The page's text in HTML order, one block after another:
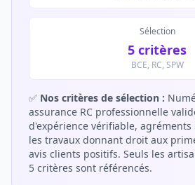
Sélection
5 critères
BCE, RC, SPW
✅ Nos critères de sélection :
assurance RC professionnelle
d'expérience vérifiable, agréments
les travaux donnant droit aux
avis clients positifs. Seuls les
5 critères sont référencés.